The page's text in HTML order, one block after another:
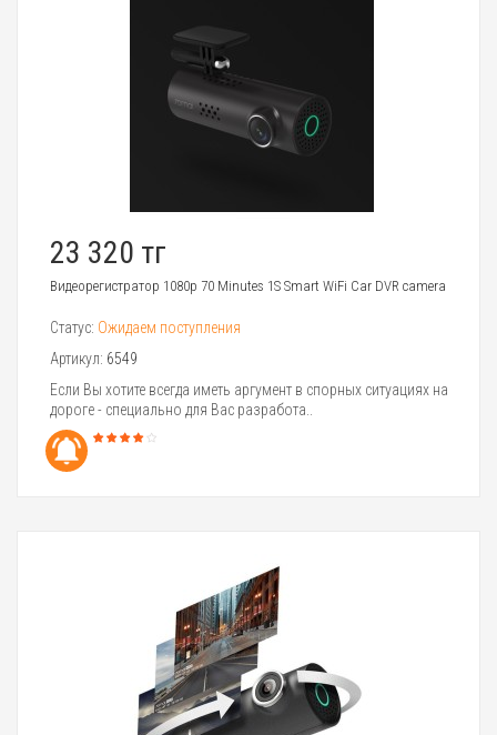
23 320 тг
Видеорегистратор 1080p 70 Minutes 1S Smart WiFi Car DVR camera
Статус: Ожидаем поступления
Артикул: 6549
Если Вы хотите всегда иметь аргумент в спорных ситуациях на
дороге - специально для Вас разработа..